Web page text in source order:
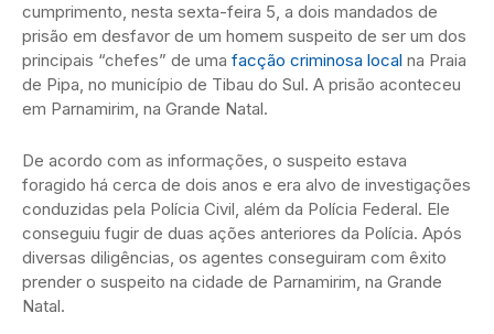
cumprimento, nesta sexta-feira 5, a dois mandados de
prisão em desfavor de um homem suspeito de ser um dos
principais “chefes” de uma facção criminosa local na Praia
de Pipa, no município de Tibau do Sul. A prisão aconteceu
em Parnamirim, na Grande Natal.
De acordo com as informações, o suspeito estava
foragido há cerca de dois anos e era alvo de investigações
conduzidas pela Polícia Civil, além da Polícia Federal. Ele
conseguiu fugir de duas ações anteriores da Polícia. Após
diversas diligências, os agentes conseguiram com êxito
prender o suspeito na cidade de Parnamirim, na Grande
Natal.